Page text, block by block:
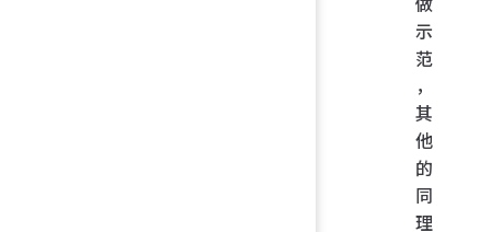
示
范
，
其
他
的
同
理